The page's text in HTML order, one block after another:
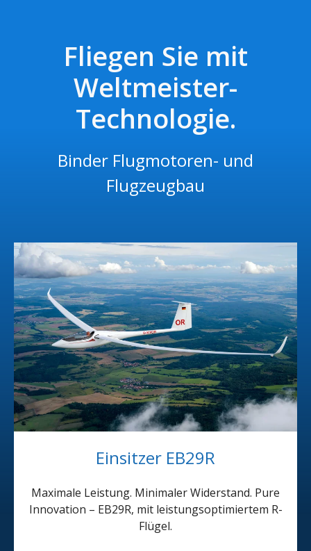
Fliegen Sie mit
Weltmeister-
Technologie.
Binder Flugmotoren- und
Flugzeugbau
Einsitzer EB29R
Maximale Leistung. Minimaler Widerstand. Pure
Innovation – EB29R, mit leistungsoptimiertem R-
Flügel.